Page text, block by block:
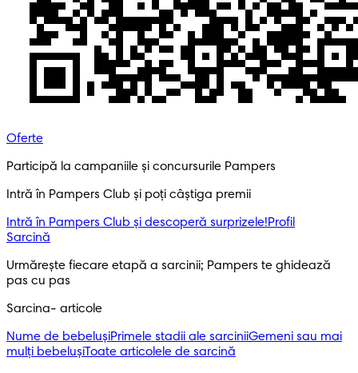
Oferte
Participă la campaniile și concursurile Pampers
Intră în Pampers Club și poți câștiga premii
Intră în Pampers Club și descoperă surprizele!​Profil
Sarcină
Urmărește fiecare etapă a sarcinii; Pampers te ghidează
pas cu pas
Sarcina- articole
Nume de bebelușiPrimele stadii ale sarciniiGemeni sau mai
mulți bebelușiToate articolele de sarcină